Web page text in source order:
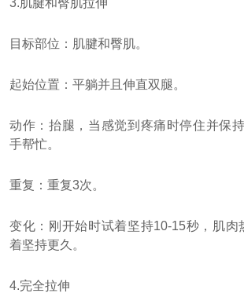
目标部位：肌腱和臀肌。
起始位置：平躺并且伸直双腿。
动作：抬腿，当感觉到疼痛时停住并保
手帮忙。
重复：重复3次。
变化：刚开始时试着坚持10-15秒，肌肉
着坚持更久。
4.完全拉伸